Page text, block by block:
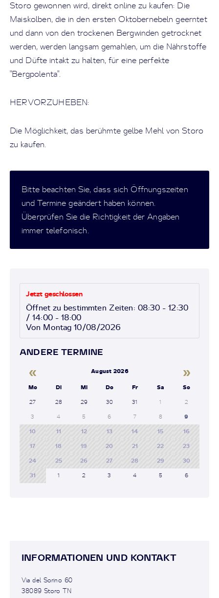
Storo gewonnen wird, direkt online zu kaufen: Die
Maiskolben, die in den ersten Oktobernebeln geerntet
und dann von den trockenen Bergwinden getrocknet
werden, werden langsam gemahlen, um die Nährstoffe
und Düfte intakt zu halten, für eine perfekte
"Bergpolenta".
HERVORZUHEBEN:
Die Möglichkeit, das berühmte gelbe Mehl von Storo
zu kaufen.
Bitte beachten Sie, dass sich Öffnungszeiten
und Termine geändert haben können.
Überprüfen Sie die Richtigkeit der Angaben
immer telefonisch.
Jetzt geschlossen
Öffnet zu bestimmten Zeiten: 08:30 - 12:30
/ 14:00 - 18:00
Von Montag 10/08/2026
ANDERE TERMINE
« August 2026 »
Mo Di Mi Do Fr Sa So
27 28 29 30 31 1 2
3 4 5 6 7 8 9
10 11 12 13 14 15 16
17 18 19 20 21 22 23
24 25 26 27 28 29 30
31 1 2 3 4 5 6
INFORMATIONEN UND KONTAKT
Via del Sorino 60
38089 Storo TN